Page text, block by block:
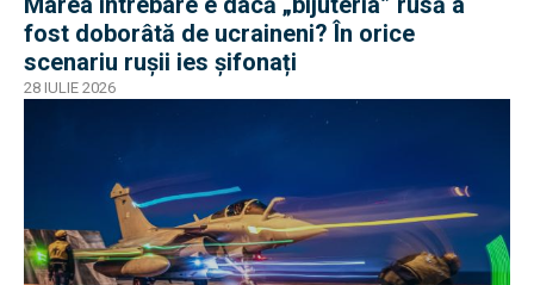
fost doborâtă de ucraineni? În orice
scenariu rușii ies șifonați
28 IULIE 2026